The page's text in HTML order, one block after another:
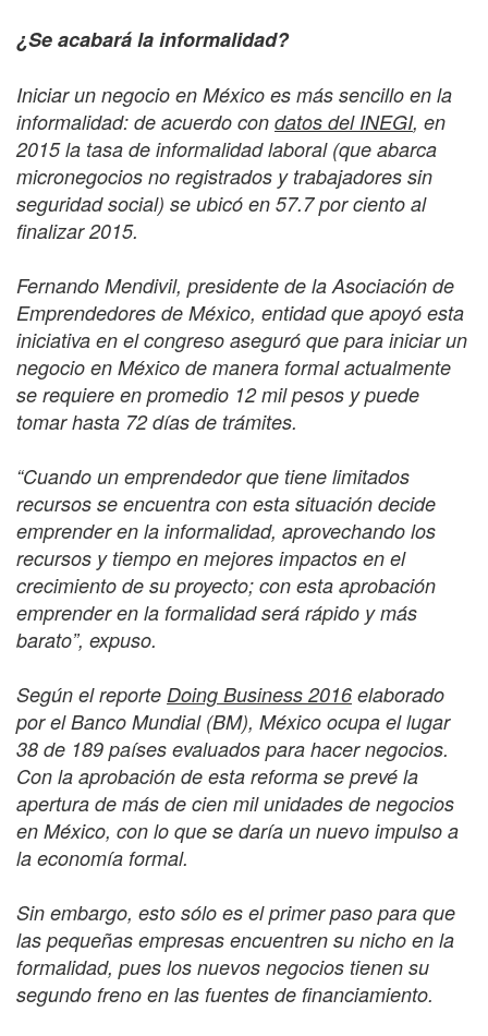
¿Se acabará la informalidad?
Iniciar un negocio en México es más sencillo en la
informalidad: de acuerdo con datos del INEGI, en
2015 la tasa de informalidad laboral (que abarca
micronegocios no registrados y trabajadores sin
seguridad social) se ubicó en 57.7 por ciento al
finalizar 2015.
Fernando Mendivil, presidente de la Asociación de
Emprendedores de México, entidad que apoyó esta
iniciativa en el congreso aseguró que para iniciar un
negocio en México de manera formal actualmente
se requiere en promedio 12 mil pesos y puede
tomar hasta 72 días de trámites.
“Cuando un emprendedor que tiene limitados
recursos se encuentra con esta situación decide
emprender en la informalidad, aprovechando los
recursos y tiempo en mejores impactos en el
crecimiento de su proyecto; con esta aprobación
emprender en la formalidad será rápido y más
barato”, expuso.
Según el reporte Doing Business 2016 elaborado
por el Banco Mundial (BM), México ocupa el lugar
38 de 189 países evaluados para hacer negocios.
Con la aprobación de esta reforma se prevé la
apertura de más de cien mil unidades de negocios
en México, con lo que se daría un nuevo impulso a
la economía formal.
Sin embargo, esto sólo es el primer paso para que
las pequeñas empresas encuentren su nicho en la
formalidad, pues los nuevos negocios tienen su
segundo freno en las fuentes de financiamiento.